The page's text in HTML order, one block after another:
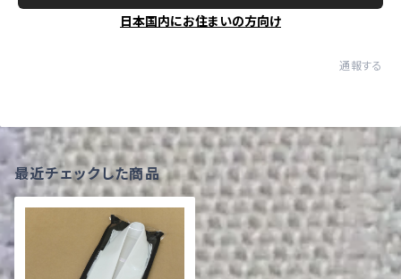
日本国内にお住まいの方向け
通報する
最近チェックした商品